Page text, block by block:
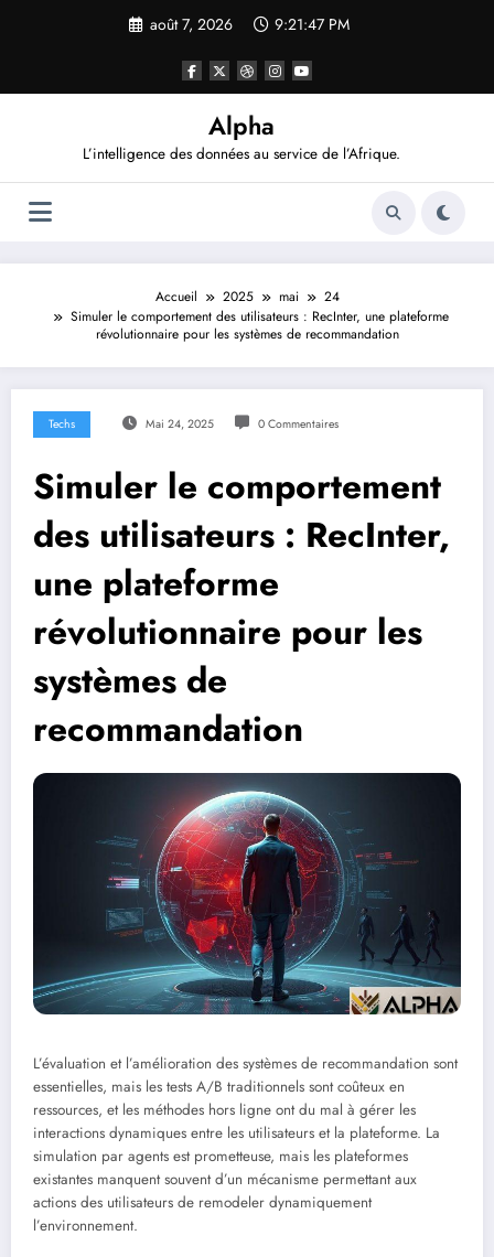
août 7, 2026 9:21:49 PM
Alpha
L’intelligence des données au service de l’Afrique.
Accueil 2025 mai
24
Simuler le comportement des utilisateurs : RecInter, une plateforme
révolutionnaire pour les systèmes de recommandation
Techs Mai 24, 2025 0 Commentaires
Simuler le comportement
des utilisateurs : RecInter,
une plateforme
révolutionnaire pour les
systèmes de
recommandation
L’évaluation et l’amélioration des systèmes de recommandation sont
essentielles, mais les tests A/B traditionnels sont coûteux en
ressources, et les méthodes hors ligne ont du mal à gérer les
interactions dynamiques entre les utilisateurs et la plateforme. La
simulation par agents est prometteuse, mais les plateformes
existantes manquent souvent d’un mécanisme permettant aux
actions des utilisateurs de remodeler dynamiquement
l’environnement.